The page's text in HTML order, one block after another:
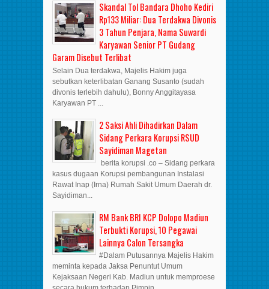
Skandal Tol Bandara Dhoho Kediri
Rp133 Miliar: Dua Terdakwa Divonis
3 Tahun Penjara, Nama Suwardi
Karyawan Senior PT Gudang
Garam Disebut Terlibat
Selain Dua terdakwa, Majelis Hakim juga
sebutkan keterlibatan Ganang Susanto (sudah
divonis terlebih dahulu), Bonny Anggitayasa
Karyawan PT ...
2 Saksi Ahli Dihadirkan Dalam
Sidang Perkara Korupsi RSUD
Sayidiman Magetan
berita korupsi .co – Sidang perkara
kasus dugaan Korupsi pembangunan Instalasi
Rawat Inap (Irna) Rumah Sakit Umum Daerah dr.
Sayidiman...
RM Bank BRI KCP Dolopo Madiun
Terbukti Korupsi, 10 Pegawai
Lainnya Calon Tersangka
#Dalam Putusannya Majelis Hakim
meminta kepada Jaksa Penuntut Umum
Kejaksaan Negeri Kab. Madiun untuk memproese